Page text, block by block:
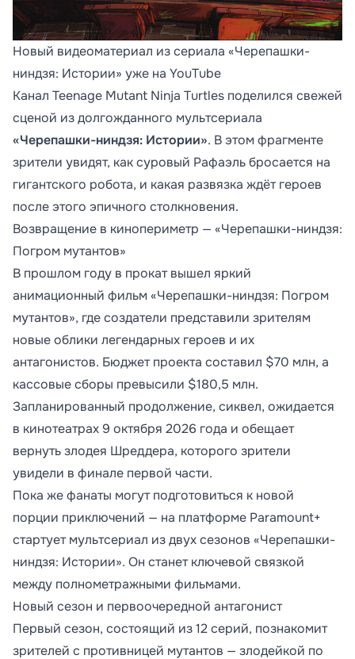
Новый видеоматериал из сериала «Черепашки-
ниндзя: Истории» уже на YouTube
Канал Teenage Mutant Ninja Turtles поделился свежей
сценой из долгожданного мультсериала
«Черепашки-ниндзя: Истории». В этом фрагменте
зрители увидят, как суровый Рафаэль бросается на
гигантского робота, и какая развязка ждёт героев
после этого эпичного столкновения.
Возвращение в кинопериметр — «Черепашки-ниндзя:
Погром мутантов»
В прошлом году в прокат вышел яркий
анимационный фильм «Черепашки-ниндзя: Погром
мутантов», где создатели представили зрителям
новые облики легендарных героев и их
антагонистов. Бюджет проекта составил $70 млн, а
кассовые сборы превысили $180,5 млн.
Запланированный продолжение, сиквел, ожидается
в кинотеатрах 9 октября 2026 года и обещает
вернуть злодея Шреддера, которого зрители
увидели в финале первой части.
Пока же фанаты могут подготовиться к новой
порции приключений — на платформе Paramount+
стартует мультсериал из двух сезонов «Черепашки-
ниндзя: Истории». Он станет ключевой связкой
между полнометражными фильмами.
Новый сезон и первоочередной антагонист
Первый сезон, состоящий из 12 серий, познакомит
зрителей с противницей мутантов — злодейкой по